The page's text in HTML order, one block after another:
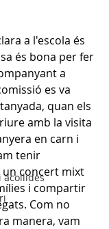
acollides
a l'escola és
és bona per fer
a
es va
quan els
amb la visita
en carn i
tenir
concert mixt
i compartir
Com no
manera, vam